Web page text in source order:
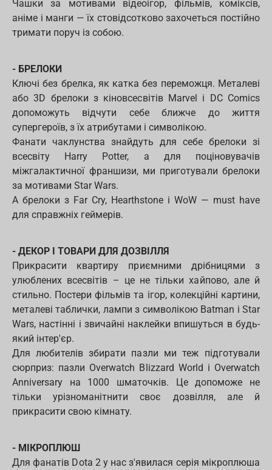
Чашки за мотивами відеоігор, фільмів, коміксів,
аніме і манги — їх стовідсотково захочеться постійно
тримати поруч із собою.
- БРЕЛОКИ
Ключі без брелка, як катка без переможця. Металеві
або 3D брелоки з кіновсесвітів Marvel і DC Comics
допоможуть відчути себе ближче до життя
супергероїв, з їх атрибутами і символікою.
Фанати чаклунства знайдуть для себе брелоки зі
всесвіту Harry Potter, а для поціновувачів
міжгалактичної франшизи, ми приготували брелоки
за мотивами Star Wars.
А брелоки з Far Cry, Hearthstone і WoW — must have
для справжніх геймерів.
- ДЕКОР І ТОВАРИ ДЛЯ ДОЗВІЛЛЯ
Прикрасити квартиру приємними дрібницями з
улюблених всесвітів – це не тільки хайпово, але й
стильно. Постери фільмів та ігор, колекційні картини,
металеві таблички, лампи з символікою Batman і Star
Wars, настінні і звичайні наклейки впишуться в будь-
який інтер'єр.
Для любителів збирати пазли ми теж підготували
сюрприз: пазли Overwatch Blizzard World і Overwatch
Anniversary на 1000 шматочків. Це допоможе не
тільки урізноманітнити своє дозвілля, але й
прикрасити свою кімнату.
- МІКРОПЛЮШ
Для фанатів Dota 2 у нас з'явилася серія мікроплюша